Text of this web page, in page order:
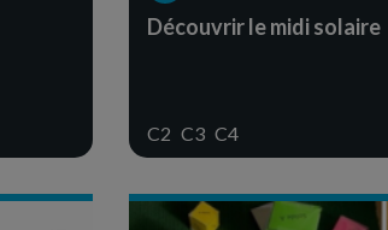
Découvrir le midi solaire
C2 C3 C4